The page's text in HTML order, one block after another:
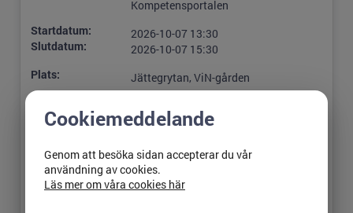
Kompetensportalen
Startdatum:
Slutdatum:
2026-10-07 13:30
2026-10-07 15:30
Plats:
Jättegrytan, ViN-gården
Lediga platser:
Sista
anmälningsdag:
2026-10-05
Cookiemeddelande
Genom att besöka sidan accepterar du vår
användning av cookies.
Läs mer om våra cookies här